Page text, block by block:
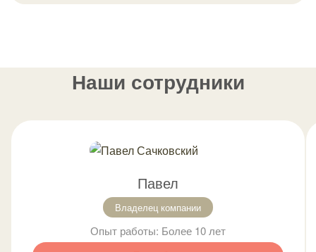
Наши сотрудники
Павел
Владелец компании
Опыт работы: Более 10 лет